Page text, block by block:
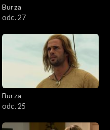
Burza
odc. 27
Burza
odc. 25